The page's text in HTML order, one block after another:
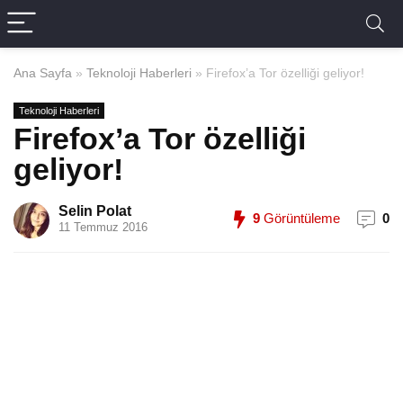
Ana Sayfa » Teknoloji Haberleri » Firefox’a Tor özelliği geliyor!
Teknoloji Haberleri
Firefox’a Tor özelliği
geliyor!
Selin Polat
11 Temmuz 2016
9 Görüntüleme 0